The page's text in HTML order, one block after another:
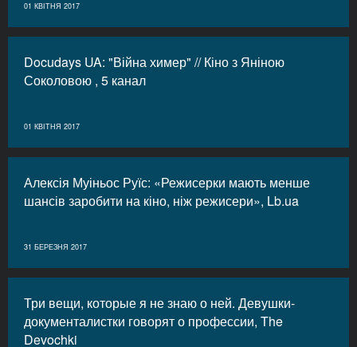
01 КВІТНЯ 2017
Docudays UA: "Війна химер" // Кіно з Яніною
Соколовою , 5 канал
01 КВІТНЯ 2017
Алексія Муіньос Руїс: «Режисерки мають менше
шансів заробити на кіно, ніж режисери», Lb.ua
31 БЕРЕЗНЯ 2017
Три вещи, которые я не знаю о ней. Девушки-
документалистки говорят о профессии, The
Devochki